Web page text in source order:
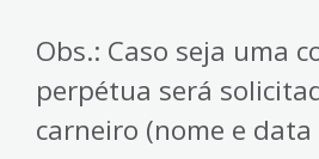
Obs.: Caso seja uma
perpétua será
carneiro (nome e data